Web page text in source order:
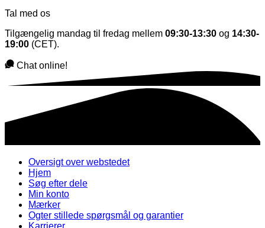
Tal med os
Tilgængelig mandag til fredag mellem 09:30-13:30 og 14:30-
19:00 (CET).
Chat online!
Oversigt over webstedet
Hjem
Søg efter dele
Min konto
Mærker
Ogter stillede spørgsmål og garantier